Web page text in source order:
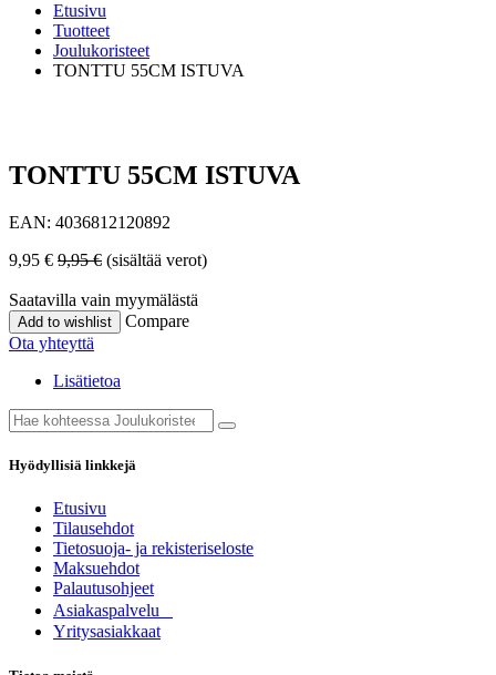
Etusivu
Tuotteet
Joulukoristeet
TONTTU 55CM ISTUVA
TONTTU 55CM ISTUVA
EAN: 4036812120892
9,95 € 9,95€ (sisältää verot)
Saatavilla vain myymälästä
Add to wishlist
Compare
Ota yhteyttä
Lisätietoa
Hyödyllisiä linkkejä
Etusivu
Tilausehdot
Tietosuoja- ja rekisteriseloste
Maksuehdot
Palautusohjeet
Asia​k​aspalvelu
​Yritysasiakkaat